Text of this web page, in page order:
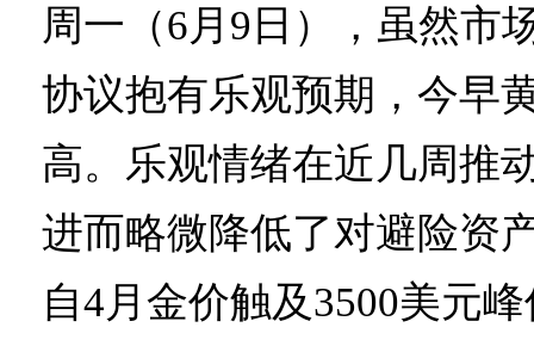
周一（6月9日），虽然市
协议抱有乐观预期，今早
高。乐观情绪在近几周推
进而略微降低了对避险资
自4月金价触及3500美元